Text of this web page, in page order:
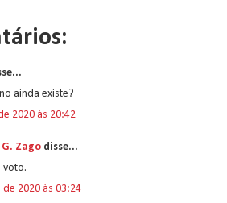
ainda existe?
2020 às 20:42
Zago disse...
voto.
2020 às 03:24